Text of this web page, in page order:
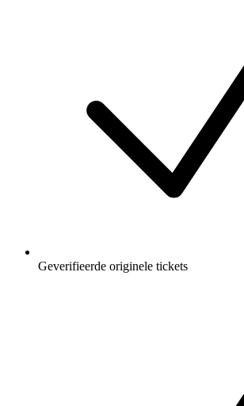
Geverifieerde originele tickets